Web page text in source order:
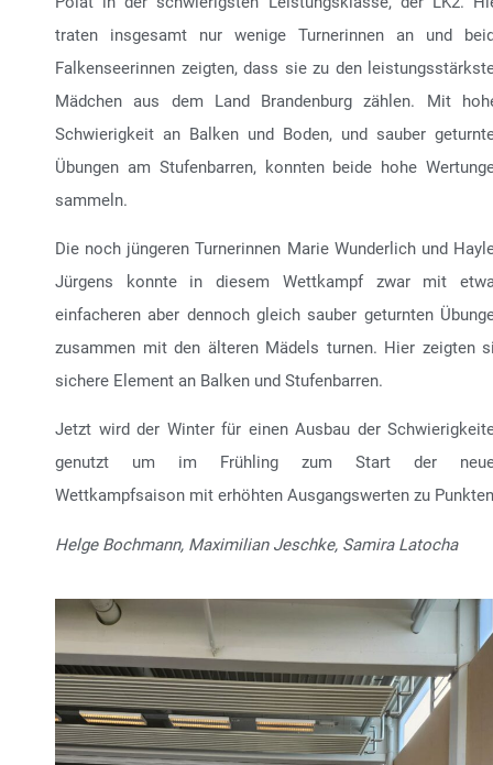
traten insgesamt nur wenige Turnerinnen an und
Falkenseerinnen zeigten, dass sie zu den
Mädchen aus dem Land Brandenburg zählen. Mit
Schwierigkeit an Balken und Boden, und sauber
Übungen am Stufenbarren, konnten beide hohe
sammeln.
Die noch jüngeren Turnerinnen Marie Wunderlich und
Jürgens konnte in diesem Wettkampf zwar mit
einfacheren aber dennoch gleich sauber geturnten
zusammen mit den älteren Mädels turnen. Hier zeigten
sichere Element an Balken und Stufenbarren.
Jetzt wird der Winter für einen Ausbau der
genutzt um im Frühling zum Start der
Wettkampfsaison mit erhöhten Ausgangswerten zu
Helge Bochmann, Maximilian Jeschke, Samira Latocha